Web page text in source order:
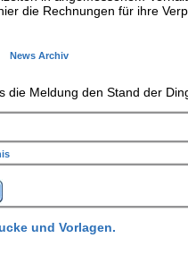
die Rechnungen für ihre
News Archiv
die Meldung den Stand der
und Vorlagen.